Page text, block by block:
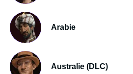
Arabie
Australie (DLC)